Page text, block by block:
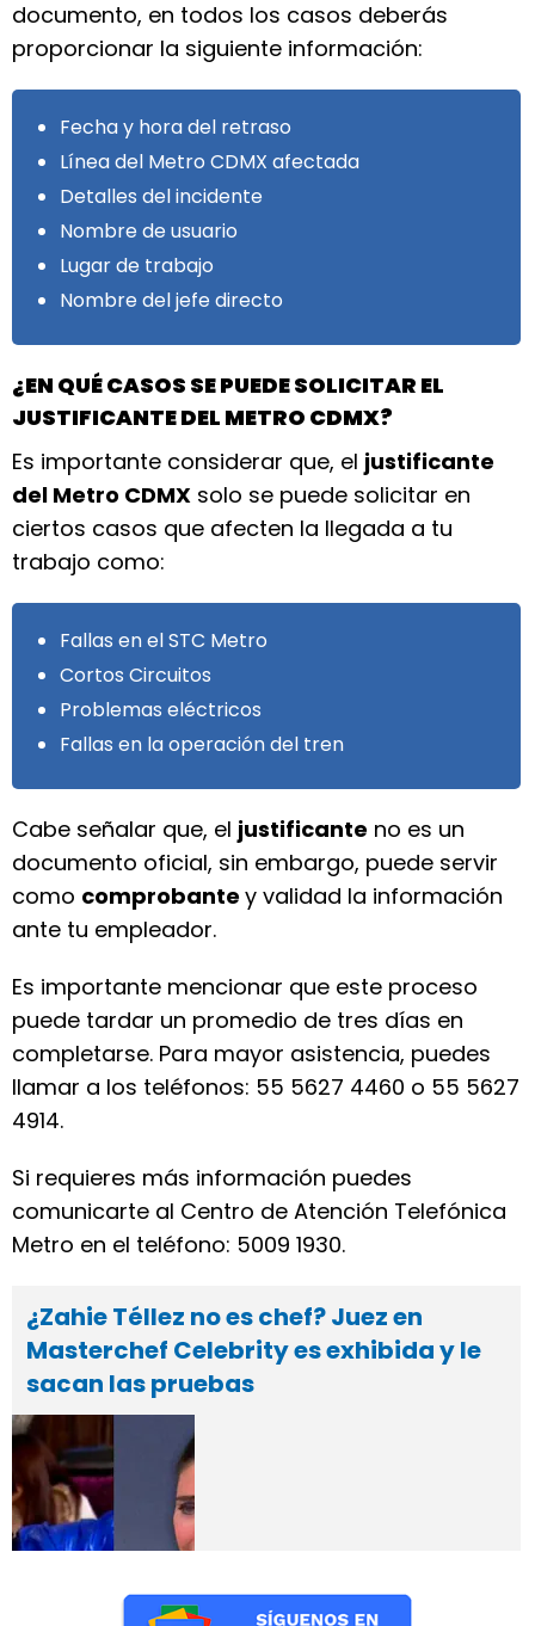
documento, en todos los casos deberás
proporcionar la siguiente información:
Fecha y hora del retraso
Línea del Metro CDMX afectada
Detalles del incidente
Nombre de usuario
Lugar de trabajo
Nombre del jefe directo
¿EN QUÉ CASOS SE PUEDE SOLICITAR EL
JUSTIFICANTE DEL METRO CDMX?
Es importante considerar que, el justificante
del Metro CDMX solo se puede solicitar en
ciertos casos que afecten la llegada a tu
trabajo como:
Fallas en el STC Metro
Cortos Circuitos
Problemas eléctricos
Fallas en la operación del tren
Cabe señalar que, el justificante no es un
documento oficial, sin embargo, puede servir
como comprobante y validad la información
ante tu empleador.
Es importante mencionar que este proceso
puede tardar un promedio de tres días en
completarse. Para mayor asistencia, puedes
llamar a los teléfonos: 55 5627 4460 o 55 5627
4914.
Si requieres más información puedes
comunicarte al Centro de Atención Telefónica
Metro en el teléfono: 5009 1930.
¿Zahie Téllez no es chef? Juez en
Masterchef Celebrity es exhibida y le
sacan las pruebas